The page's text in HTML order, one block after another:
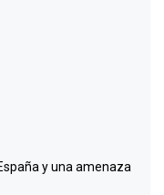
y una amenaza